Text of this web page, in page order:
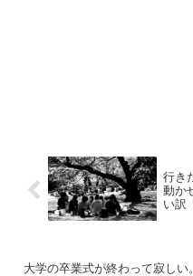
行き
動か
い訳
大学の卒業式が終わって寂しい